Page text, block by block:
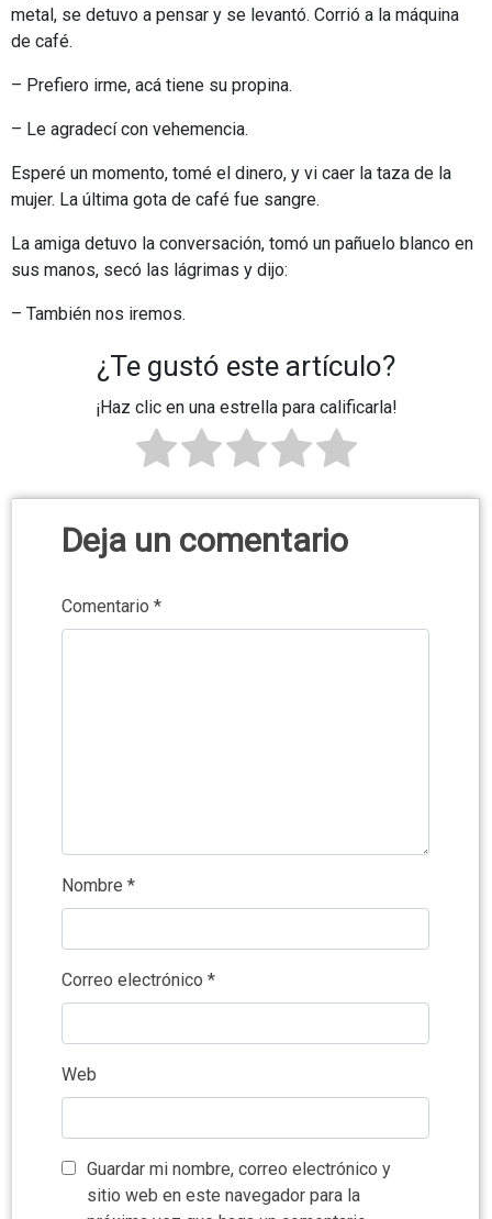
metal, se detuvo a pensar y se levantó. Corrió a la máquina
de café.
– Prefiero irme, acá tiene su propina.
– Le agradecí con vehemencia.
Esperé un momento, tomé el dinero, y vi caer la taza de la
mujer. La última gota de café fue sangre.
La amiga detuvo la conversación, tomó un pañuelo blanco en
sus manos, secó las lágrimas y dijo:
– También nos iremos.
¿Te gustó este artículo?
¡Haz clic en una estrella para calificarla!
Deja un comentario
Comentario *
Nombre *
Correo electrónico *
Web
Guardar mi nombre, correo electrónico y
sitio web en este navegador para la